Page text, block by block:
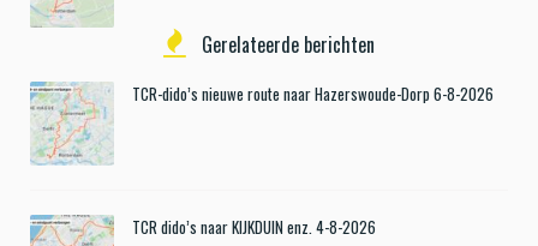
Gerelateerde berichten
TCR-dido’s nieuwe route naar Hazerswoude-Dorp 6-8-2026
TCR dido’s naar KIJKDUIN enz. 4-8-2026